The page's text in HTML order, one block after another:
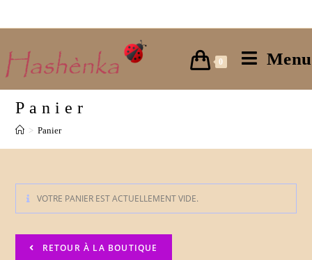
to
0 Menu
Panier
> Panier
VOTRE PANIER EST ACTUELLEMENT VIDE.
RETOUR À LA BOUTIQUE